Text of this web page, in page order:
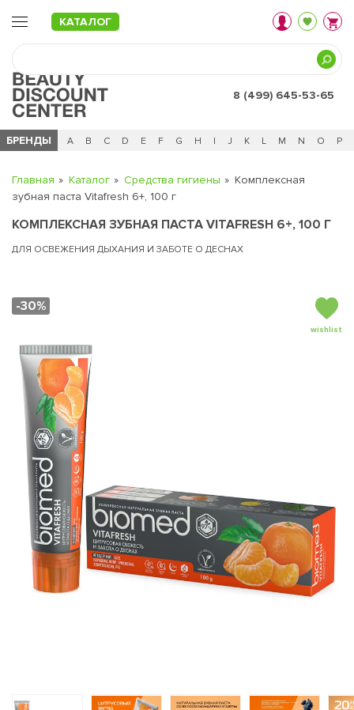
КАТАЛОГ
8 (499) 645-53-65
БРЕНДЫ
Ч 0 - 9 A B C D E F G H I J K L M N O P
Главная Каталог Средства гигиены
Комплексная
зубная паста Vitafresh 6+, 100 г
КОМПЛЕКСНАЯ ЗУБНАЯ ПАСТА VITAFRESH 6+, 100 Г
ДЛЯ ОСВЕЖЕНИЯ ДЫХАНИЯ И ЗАБОТЕ О ДЕСНАХ
-30%
wishlist